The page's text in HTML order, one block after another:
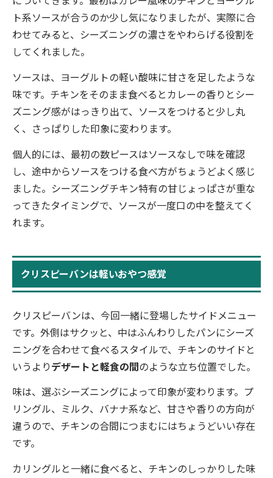
ト系ソースが合うのか少し気になりましたが、実際に合
わせてみると、シーズニングの濃さをやわらげる役割を
してくれました。
ソースは、ヨーグルトの軽い酸味に甘さを足したような
味です。チキンをそのまま食べるとカレーの香りとシー
ズニング感がはっきり出て、ソースをつけると少し丸
く、さっぱりした印象に変わります。
個人的には、最初の数ピースはソースなしで味を確認
し、途中からソースをつける食べ方がちょうどよく感じ
ました。シーズニングチキン特有の甘じょっぱさが重な
ってきたタイミングで、ソースが一度口の中を整えてく
れます。
クリスピーバンは軽いおやつ感覚
クリスピーバンは、今回一緒に登場したサイドメニュー
です。外側はサクッと、中はふんわりしたパンにシーズ
ニングを合わせて食べるスタイルで、チキンのサイドと
いうよりデザートと軽食の間のような立ち位置でした。
味は、選ぶシーズニングによって印象が変わります。プ
リングル、ミルク、バナナ系など、甘さや香りの方向が
違うので、チキンの合間につまむにはちょうどいい存在
です。
カリングルと一緒に食べると、チキンのしっかりした味